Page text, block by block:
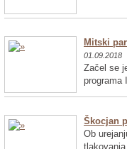
Mitski
01.09.2018
Začel se
programa
Škocjan
Ob